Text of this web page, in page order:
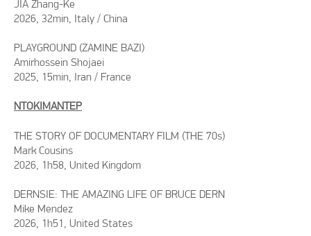
JIA Zhang-Ke
2026, 32min, Italy / China
PLAYGROUND (ZAMINE BAZI)
Amirhossein Shojaei
2025, 15min, Iran / France
ΝΤΟΚΙΜΑΝΤΕΡ
THE STORY OF DOCUMENTARY FILM (THE 70s)
Mark Cousins
2026, 1h58, United Kingdom
DERNSIE: THE AMAZING LIFE OF BRUCE DERN
Mike Mendez
2026, 1h51, United States